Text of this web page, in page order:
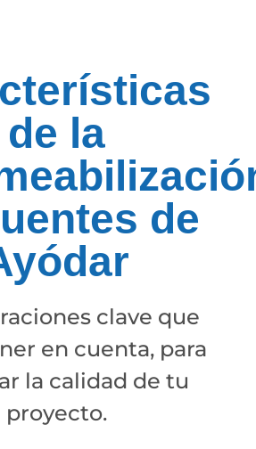
de la
de
clave que
en cuenta, para
la calidad de tu
proyecto.